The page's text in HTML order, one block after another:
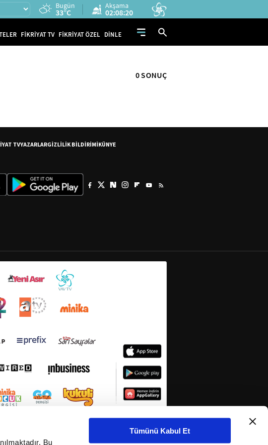
Bu
Tümünü Kabul Et
Bugün
33°C
Akşama
02:08:20
FİKRİYAT TV FİKRİYAT ÖZEL DİNLE
0 SONUÇ
TVYAZARLARGİZLİLİK BİLDİRİMİKÜNYE